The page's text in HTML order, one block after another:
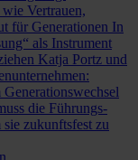
Vertrauen,
für Generationen In
als Instrument
Katja Portz und
Generationswechsel
die Führungs-
zukunftsfest zu